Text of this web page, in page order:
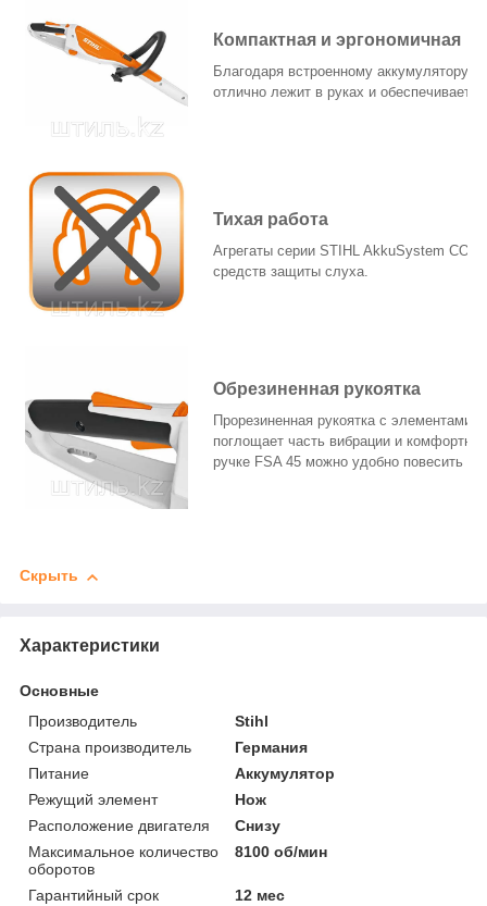
Компактная и эргономичная
Благодаря встроенному аккумулятору
отлично лежит в руках и обеспечивает
Тихая работа
Агрегаты серии STIHL AkkuSystem
средств защиты слуха.
Обрезиненная рукоятка
Прорезиненная рукоятка с элементами
поглощает часть вибрации и
ручке FSA 45 можно удобно повесить на
Скрыть
Характеристики
Основные
Производитель
Stihl
Страна производитель
Германия
Питание
Аккумулятор
Режущий элемент
Нож
Расположение двигателя
Снизу
Максимальное количество
оборотов
8100 об/мин
Гарантийный срок
12 мес